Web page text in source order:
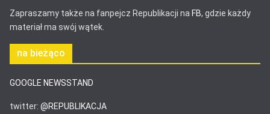
Zapraszamy także na fanpejcz Republikacji na FB, gdzie każdy
materiał ma swój wątek.
na bieżąco
GOOGLE NEWSSTAND
twitter: @REPUBLIKACJA